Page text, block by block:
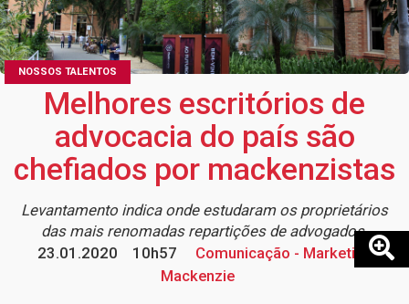
NOSSOS TALENTOS
Melhores escritórios de
advocacia do país são
chefiados por mackenzistas
Levantamento indica onde estudaram os proprietários
das mais renomadas repartições de advogados
23.01.2020
10h57
Comunicação - Marketing
Mackenzie